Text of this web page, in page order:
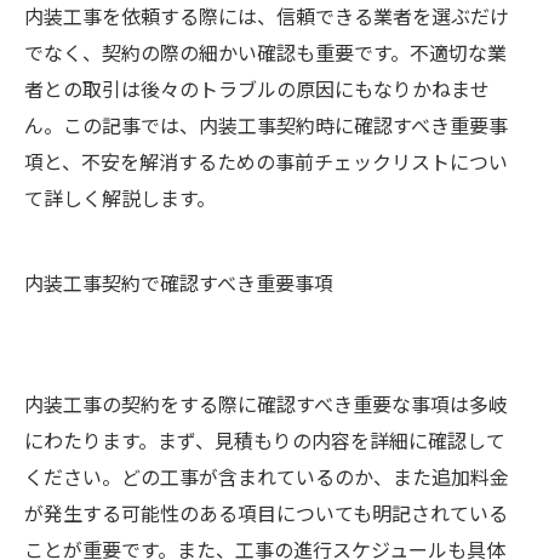
内装工事を依頼する際には、信頼できる業者を選ぶだけ
でなく、契約の際の細かい確認も重要です。不適切な業
者との取引は後々のトラブルの原因にもなりかねませ
ん。この記事では、内装工事契約時に確認すべき重要事
項と、不安を解消するための事前チェックリストについ
て詳しく解説します。
内装工事契約で確認すべき重要事項
内装工事の契約をする際に確認すべき重要な事項は多岐
にわたります。まず、見積もりの内容を詳細に確認して
ください。どの工事が含まれているのか、また追加料金
が発生する可能性のある項目についても明記されている
ことが重要です。また、工事の進行スケジュールも具体